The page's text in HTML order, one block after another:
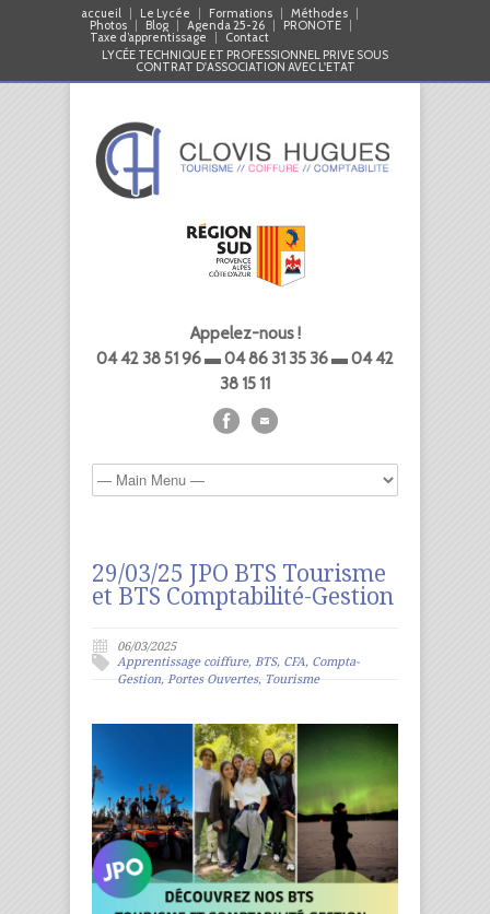
accueil Le Lycée Formations Méthodes
Photos Blog Agenda 25-26 PRONOTE
Taxe d’apprentissage
Contact
LYCÉE TECHNIQUE ET PROFESSIONNEL PRIVE SOUS
CONTRAT D'ASSOCIATION AVEC L'ETAT
Appelez-nous !
04 42 38 51 96 ▬ 04 86 31 35 36 ▬ 04 42
38 15 11
29/03/25 JPO BTS Tourisme
et BTS Comptabilité-Gestion
06/03/2025
Apprentissage coiffure, BTS, CFA, Compta-
Gestion, Portes Ouvertes, Tourisme